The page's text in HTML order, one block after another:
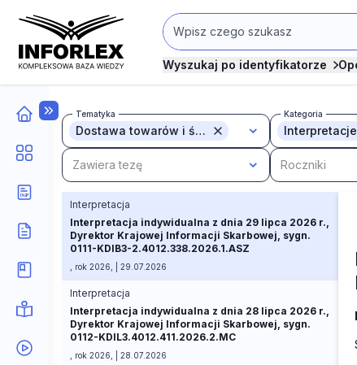
Wyszukaj po identyfikatorze
Tematyka
Dostawa towarów i świadczenie usług (49784)
Kategoria
Zawiera tezę Roczniki
Interpretacja
Interpretacja indywidualna z dnia 29 lipca 2026 r.,
Dyrektor Krajowej Informacji Skarbowej, sygn.
0111-KDIB3-2.4012.338.2026.1.ASZ
, rok 2026, | 29.07.2026
Interpretacja
Interpretacja indywidualna z dnia 28 lipca 2026 r.,
Dyrektor Krajowej Informacji Skarbowej, sygn.
0112-KDIL3.4012.411.2026.2.MC
, rok 2026, | 28.07.2026